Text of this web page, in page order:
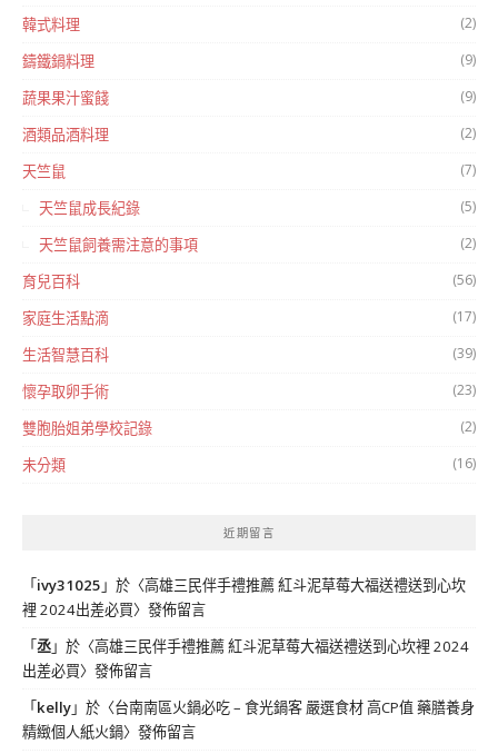
韓式料理 (2)
鑄鐵鍋料理 (9)
蔬果果汁蜜餞 (9)
酒類品酒料理 (2)
天竺鼠 (7)
天竺鼠成長紀錄 (5)
天竺鼠飼養需注意的事項 (2)
育兒百科 (56)
家庭生活點滴 (17)
生活智慧百科 (39)
懷孕取卵手術 (23)
雙胞胎姐弟學校記錄 (2)
未分類 (16)
近期留言
「 ivy31025 」於〈高雄三民伴手禮推薦 紅斗泥草莓大福送禮送到心坎
裡 2024出差必買〉發佈留言
「丞」於〈高雄三民伴手禮推薦 紅斗泥草莓大福送禮送到心坎裡 2024
出差必買〉發佈留言
「 kelly」於〈台南南區火鍋必吃 – 食光鍋客 嚴選食材 高CP值 藥膳養身
精緻個人紙火鍋〉發佈留言